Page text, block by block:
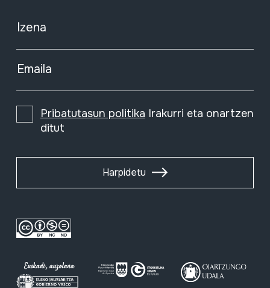
Izena
Emaila
Pribatutasun politika Irakurri eta onartzen
ditut
Harpidetu